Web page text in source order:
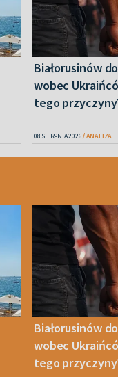
Białorusinów
wobec
tego
08 SIERPNIA 2026 ANALIZA
Białorusinów
wobec
tego